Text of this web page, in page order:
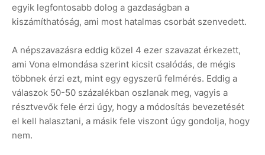
egyik legfontosabb dolog a gazdaságban a
kiszámíthatóság, ami most hatalmas csorbát szenvedett.
A népszavazásra eddig közel 4 ezer szavazat érkezett,
ami Vona elmondása szerint kicsit csalódás, de mégis
többnek érzi ezt, mint egy egyszerű felmérés. Eddig a
válaszok 50-50 százalékban oszlanak meg, vagyis a
résztvevők fele érzi úgy, hogy a módosítás bevezetését
el kell halasztani, a másik fele viszont úgy gondolja, hogy
nem.